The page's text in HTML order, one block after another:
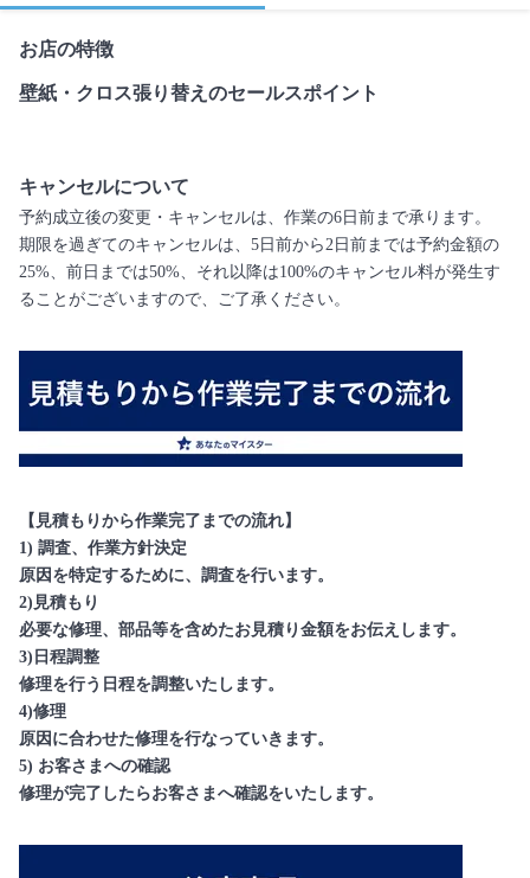
お店の特徴
壁紙・クロス張り替えのセールスポイント
キャンセルについて
予約成立後の変更・キャンセルは、作業の6日前まで承ります。
期限を過ぎてのキャンセルは、5日前から2日前までは予約金額の
25%、前日までは50%、それ以降は100%のキャンセル料が発生す
ることがございますので、ご了承ください。
【見積もりから作業完了までの流れ】
1) 調査、作業方針決定
原因を特定するために、調査を行います。
2)見積もり
必要な修理、部品等を含めたお見積り金額をお伝えします。
3)日程調整
修理を行う日程を調整いたします。
4)修理
原因に合わせた修理を行なっていきます。
5) お客さまへの確認
修理が完了したらお客さまへ確認をいたします。